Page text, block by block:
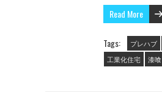
Read More
Tags: プレハブ
工業化住宅
漆喰